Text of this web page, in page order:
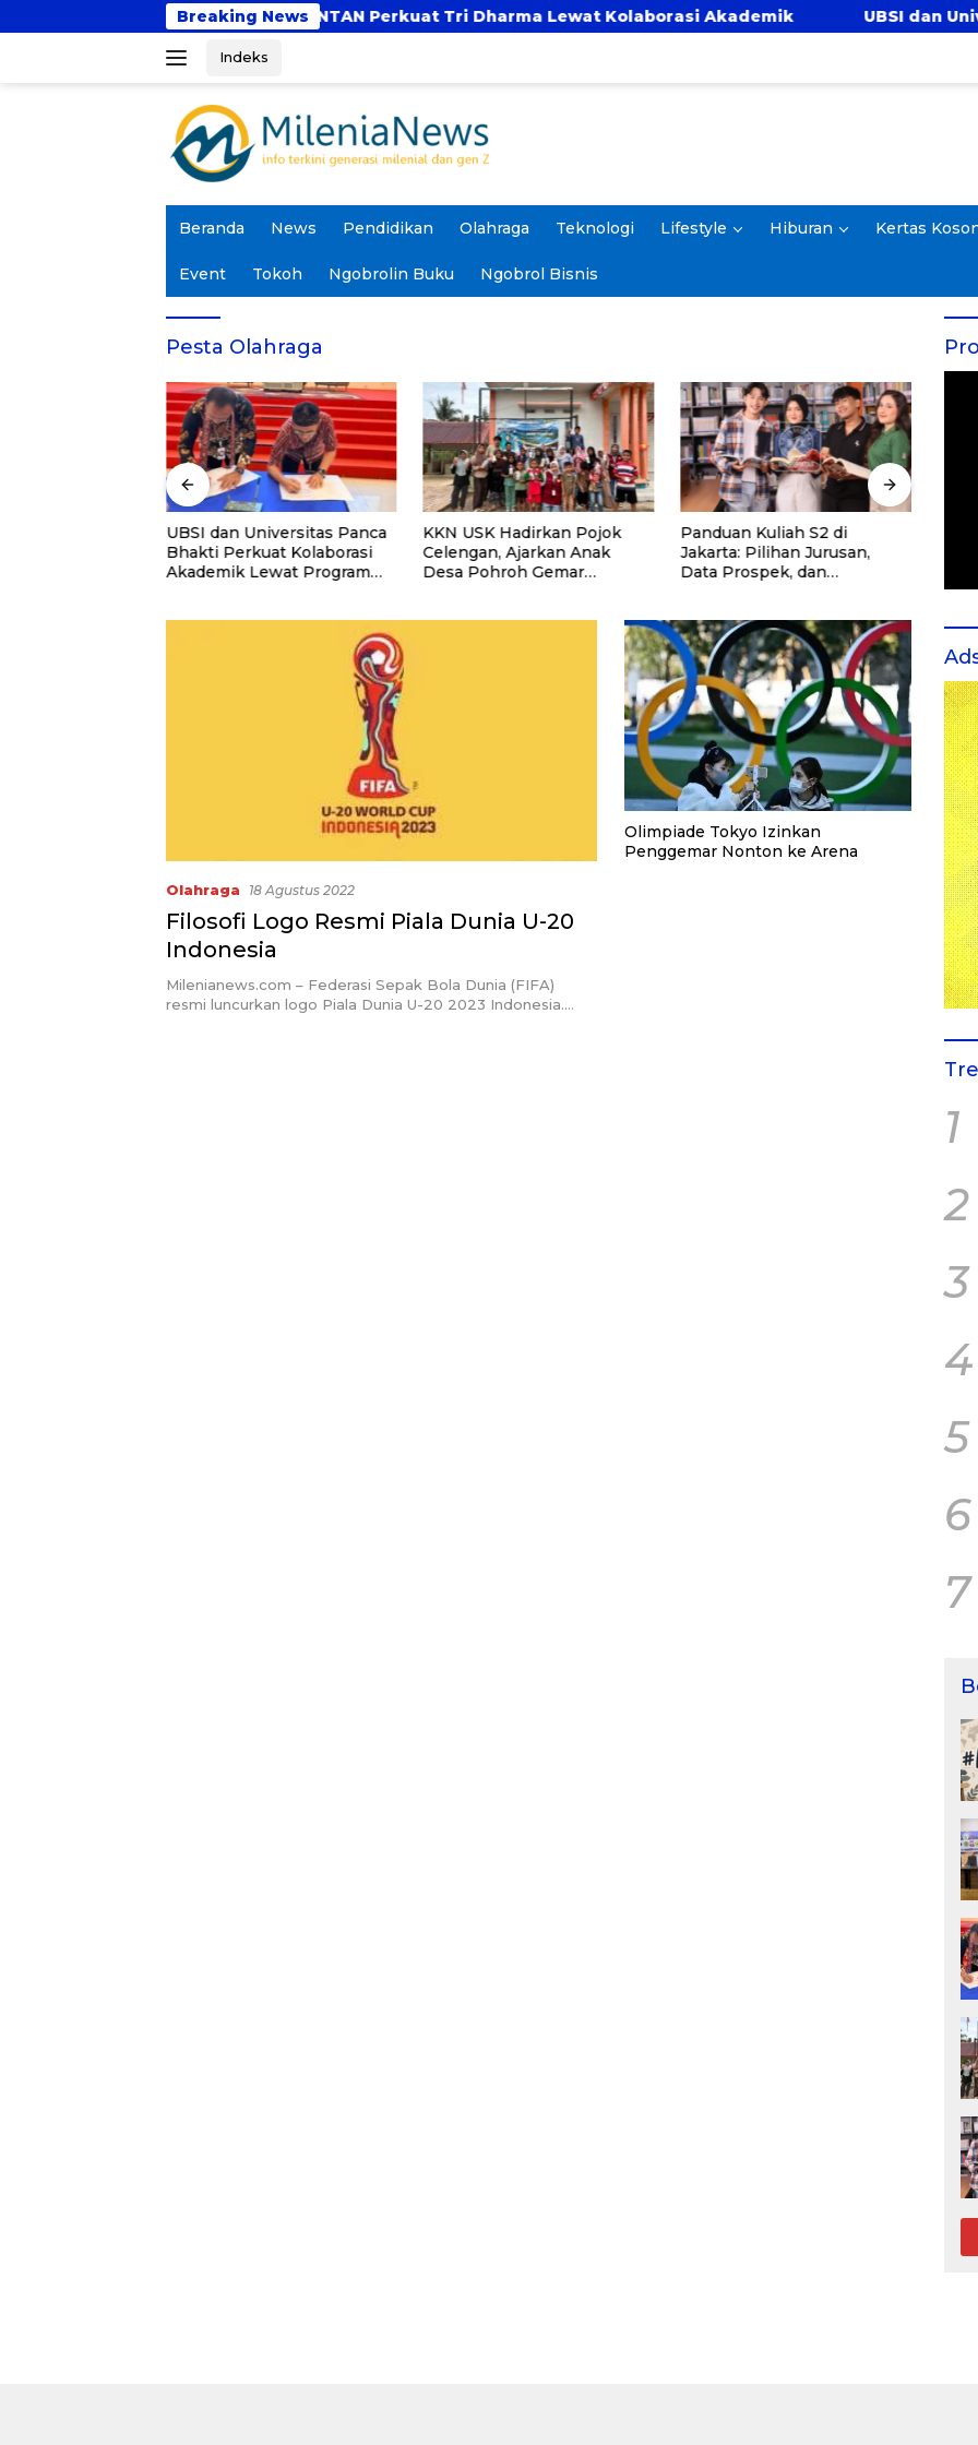
ke
Breaking News
UBSI dan UNTAN Perkuat Tri Dharma Lewat Kolaborasi Akademik UBSI dan
Indeks
Beranda News Pendidikan Olahraga Teknologi Lifestyle Hiburan Kertas
Event Tokoh Ngobrolin Buku Ngobrol Bisnis
Pesta Olahraga
UBSI dan Universitas Panca
Bhakti Perkuat Kolaborasi
Akademik Lewat Program
KKN USK Hadirkan Pojok
Celengan, Ajarkan Anak
Desa Pohroh Gemar
Panduan Kuliah S2 di
Jakarta: Pilihan Jurusan,
Data Prospek, dan
dan
Olahraga 18 Agustus 2022
Filosofi Logo Resmi Piala Dunia U-20
Indonesia
Milenianews.com – Federasi Sepak Bola Dunia (FIFA)
resmi luncurkan logo Piala Dunia U-20 2023 Indonesia….
Olimpiade Tokyo Izinkan
Penggemar Nonton ke Arena
1
2
3
4
5
6
7